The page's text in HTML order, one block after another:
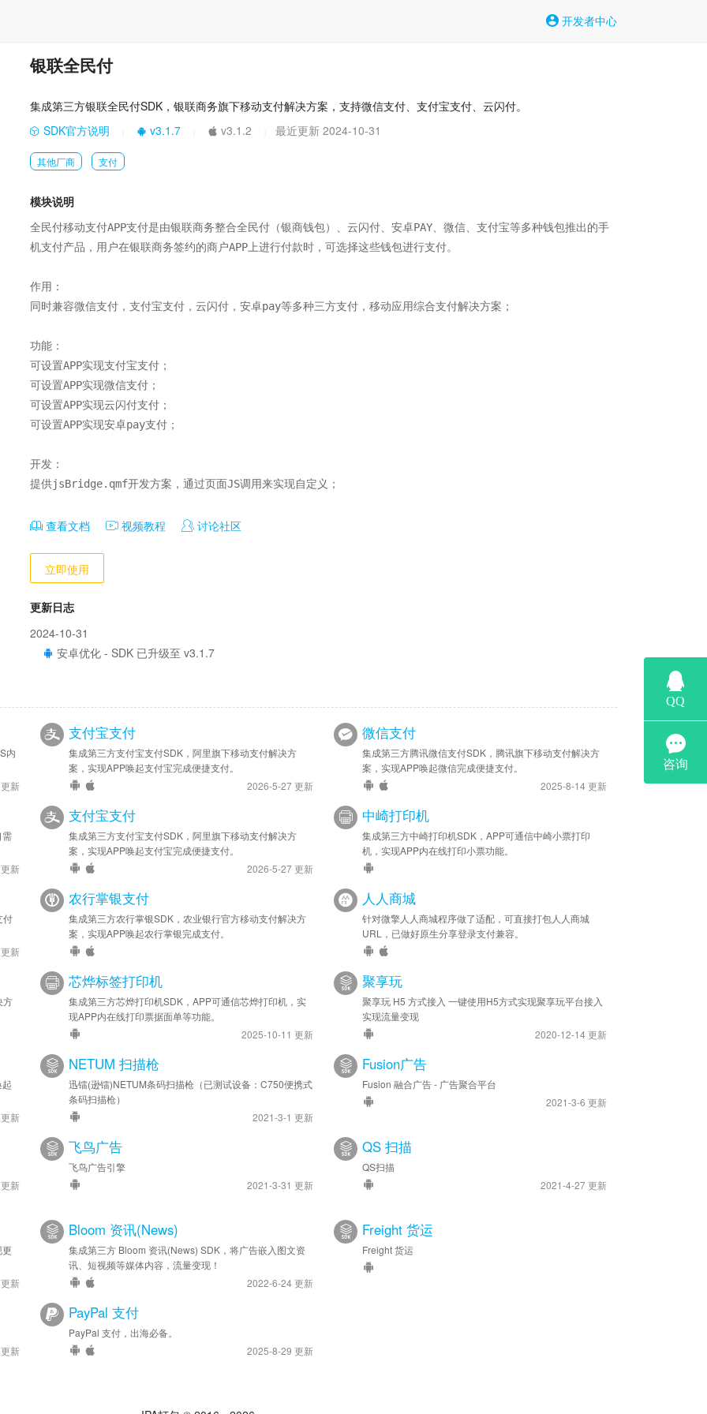
开发者中心
银联全民付
集成第三方银联全民付SDK，银联商务旗下移动支付解决方案，支持微信支付、支付宝支付、云闪付。
SDK官方说明
v3.1.7 v3.1.2 最近更新 2024-10-31
其他厂商 支付
模块说明
全民付移动支付APP支付是由银联商务整合全民付（银商钱包）、云闪付、安卓PAY、微信、支付宝等多种钱包推出的手
机支付产品，用户在银联商务签约的商户APP上进行付款时，可选择这些钱包进行支付。
作用：
同时兼容微信支付，支付宝支付，云闪付，安卓pay等多种三方支付，移动应用综合支付解决方案；
功能：
可设置APP实现支付宝支付；
可设置APP实现微信支付；
可设置APP实现云闪付支付；
可设置APP实现安卓pay支付；
开发：
提供jsBridge.qmf开发方案，通过页面JS调用来实现自定义；
查看文档 视频教程 讨论社区
立即使用
更新日志
2024-10-31
安卓优化 - SDK 已升级至 v3.1.7
内
新
支付宝支付
集成第三方支付宝支付SDK，阿里旗下移动支付解决方
案，实现APP唤起支付宝完成便捷支付。
2026-5-27 更新
微信支付
集成第三方腾讯微信支付SDK，腾讯旗下移动支付解决方
案，实现APP唤起微信完成便捷支付。
2025-8-14 更新
需
新
支付宝支付
集成第三方支付宝支付SDK，阿里旗下移动支付解决方
案，实现APP唤起支付宝完成便捷支付。
2026-5-27 更新
中崎打印机
集成第三方中崎打印机SDK，APP可通信中崎小票打印
机，实现APP内在线打印小票功能。
付
新
农行掌银支付
集成第三方农行掌银SDK，农业银行官方移动支付解决方
案，实现APP唤起农行掌银完成支付。
人人商城
针对微擎人人商城程序做了适配，可直接打包人人商城
URL，已做好原生分享登录支付兼容。
方
芯烨标签打印机
集成第三方芯烨打印机SDK，APP可通信芯烨打印机，实
现APP内在线打印票据面单等功能。
2025-10-11 更新
聚享玩
聚享玩 H5 方式接入 一键使用H5方式实现聚享玩平台接入
实现流量变现
2020-12-14 更新
新
NETUM 扫描枪
迅镭(逊镭)NETUM条码扫描枪（已测试设备：C750便携式
条码扫描枪）
2021-3-1 更新
Fusion广告
Fusion 融合广告 - 广告聚合平台
2021-3-6 更新
新
飞鸟广告
飞鸟广告引擎
2021-3-31 更新
QS 扫描
QS扫描
2021-4-27 更新
新
Bloom 资讯(News)
集成第三方 Bloom 资讯(News) SDK，将广告嵌入图文资
讯、短视频等媒体内容，流量变现！
2022-6-24 更新
Freight 货运
Freight 货运
新
PayPal 支付
PayPal 支付，出海必备。
2025-8-29 更新